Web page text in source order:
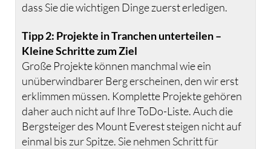
dass Sie die wichtigen Dinge zuerst erledigen.
Tipp 2: Projekte in Tranchen unterteilen –
Kleine Schritte zum Ziel
Große Projekte können manchmal wie ein
unüberwindbarer Berg erscheinen, den wir erst
erklimmen müssen. Komplette Projekte gehören
daher auch nicht auf Ihre ToDo-Liste. Auch die
Bergsteiger des Mount Everest steigen nicht auf
einmal bis zur Spitze. Sie nehmen Schritt für